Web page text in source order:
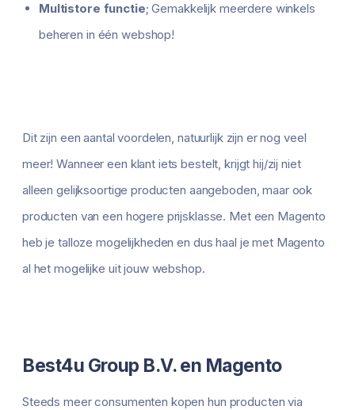
Multistore functie; Gemakkelijk meerdere winkels
beheren in één webshop!
Dit zijn een aantal voordelen, natuurlijk zijn er nog veel
meer! Wanneer een klant iets bestelt, krijgt hij/zij niet
alleen gelijksoortige producten aangeboden, maar ook
producten van een hogere prijsklasse. Met een Magento
heb je talloze mogelijkheden en dus haal je met Magento
al het mogelijke uit jouw webshop.
Best4u Group B.V. en Magento
Steeds meer consumenten kopen hun producten via